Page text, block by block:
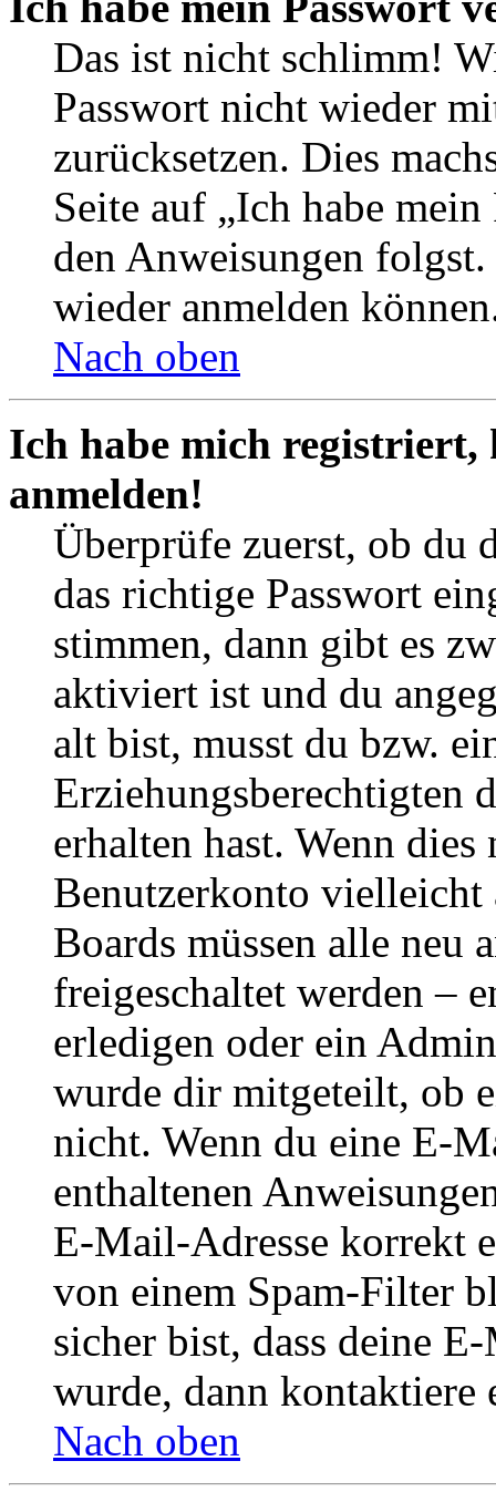
Das ist nicht schlimm!
Passwort nicht wieder
zurücksetzen. Dies
Seite auf „Ich habe
den Anweisungen
wieder anmelden
Nach oben
Ich habe mich
anmelden!
Überprüfe zuerst, ob du
das richtige Passwort
stimmen, dann gibt es
aktiviert ist und du
alt bist, musst du bzw.
Erziehungsberechtigten
erhalten hast. Wenn
Benutzerkonto
Boards müssen alle neu
freigeschaltet werden –
erledigen oder ein
wurde dir mitgeteilt, ob
nicht. Wenn du eine E-
enthaltenen
E-Mail-Adresse korrekt
von einem Spam-Filter
sicher bist, dass deine
wurde, dann kontaktiere
Nach oben